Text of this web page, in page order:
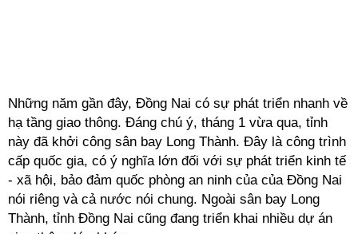
Những năm gần đây, Đồng Nai có sự phát triển nhanh về
hạ tầng giao thông. Đáng chú ý, tháng 1 vừa qua, tỉnh
này đã khởi công sân bay Long Thành. Đây là công trình
cấp quốc gia, có ý nghĩa lớn đối với sự phát triển kinh tế
- xã hội, bảo đảm quốc phòng an ninh của của Đồng Nai
nói riêng và cả nước nói chung. Ngoài sân bay Long
Thành, tỉnh Đồng Nai cũng đang triển khai nhiều dự án